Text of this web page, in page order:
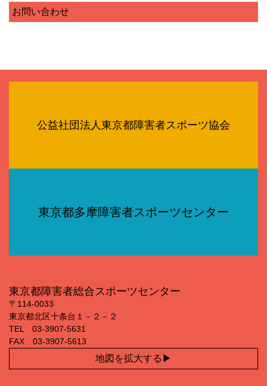
お問い合わせ
公益社団法人東京都障害者スポーツ協会
東京都多摩障害者スポーツセンター
東京都障害者総合スポーツセンター
〒114‐0033
東京都北区十条台１－２－２
TEL 03‐3907‐5631
FAX 03‐3907‐5613
地図を拡大する